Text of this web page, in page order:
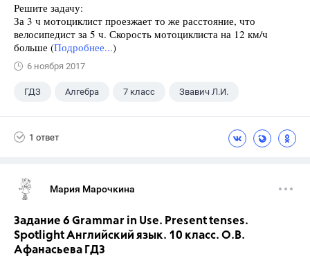
Решите задачу:
За 3 ч мотоциклист проезжает то же расстояние, что
велосипедист за 5 ч. Скорость мотоциклиста на 12 км/ч
больше (Подробнее...)
6 ноября 2017
ГДЗ Алгебра 7 класс Звавич Л.И.
1 ответ
Мария Марочкина
Задание 6 Grammar in Use. Present tenses.
Spotlight Английский язык. 10 класс. О.В.
Афанасьева ГДЗ